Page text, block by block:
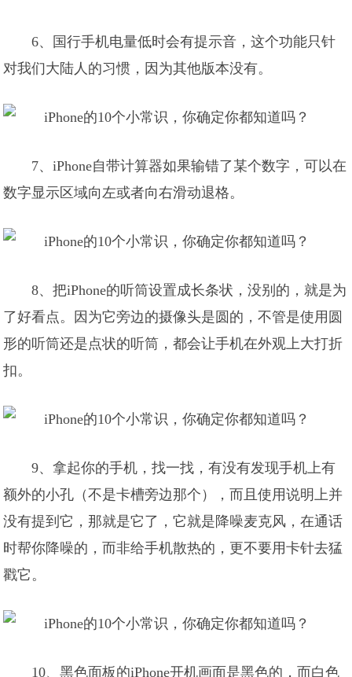
6、国行手机电量低时会有提示音，这个功能只针
对我们大陆人的习惯，因为其他版本没有。
7、iPhone自带计算器如果输错了某个数字，可以在
数字显示区域向左或者向右滑动退格。
8、把iPhone的听筒设置成长条状，没别的，就是为
了好看点。因为它旁边的摄像头是圆的，不管是使用圆
形的听筒还是点状的听筒，都会让手机在外观上大打折
扣。
9、拿起你的手机，找一找，有没有发现手机上有
额外的小孔（不是卡槽旁边那个），而且使用说明上并
没有提到它，那就是它了，它就是降噪麦克风，在通话
时帮你降噪的，而非给手机散热的，更不要用卡针去猛
戳它。
10、黑色面板的iPhone开机画面是黑色的，而白色